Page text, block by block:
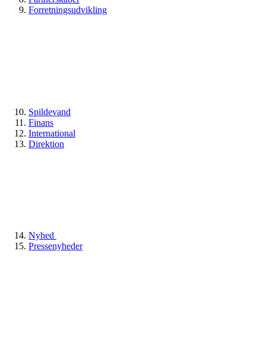
Forretningsudvikling
Spildevand
Finans
International
Direktion
Nyhed
Pressenyheder